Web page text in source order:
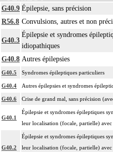
G40.9 Épilepsie, sans précision
R56.8 Convulsions, autres et non
G40.3
Épilepsie et syndromes
idiopathiques
G40.8 Autres épilepsies
G40.5 Syndromes épileptiques particuliers
G40.4 Autres épilepsies et syndromes
G40.6 Crise de grand mal, sans précision
G40.1
Épilepsie et syndromes épileptiques
leur localisation (focale, partielle) avec
G40.2
Épilepsie et syndromes épileptiques
leur localisation (focale, partielle) avec